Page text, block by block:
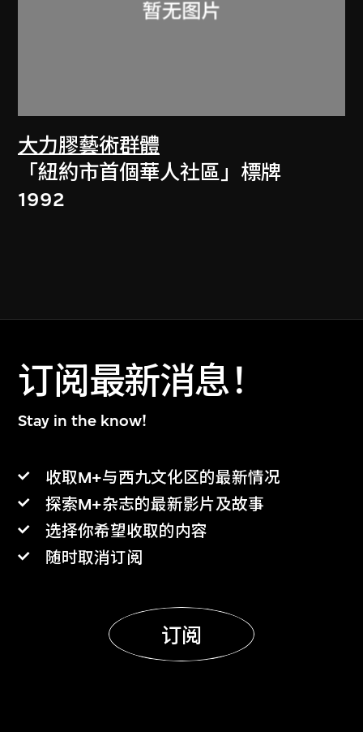
大力膠藝術群體
「紐約市首個華人社區」標牌
1992
订阅最新消息！
Stay in the know!
收取M+与西九文化区的最新情况
探索M+杂志的最新影片及故事
选择你希望收取的内容
随时取消订阅
订阅